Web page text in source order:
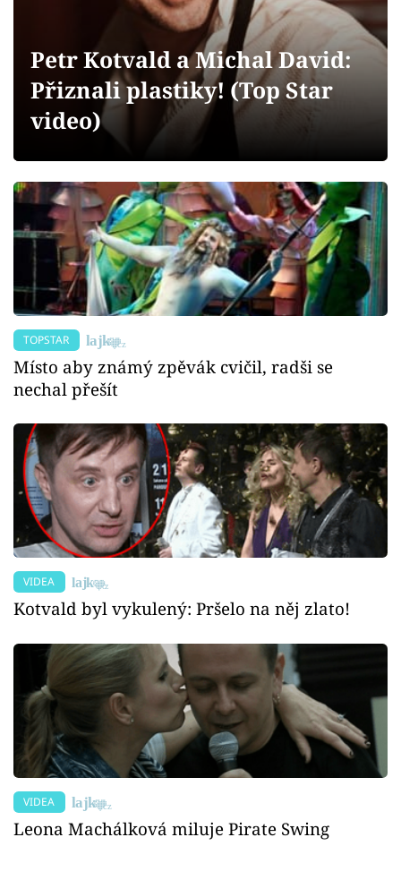
Videa
Sledujte prima+
Přihlášení
Sledujte nás
Petr Kotvald a Michal David:
Přiznali plastiky! (Top Star
video)
TOPSTAR
Místo aby známý zpěvák cvičil, radši se
nechal přešít
VIDEA
Kotvald byl vykulený: Pršelo na něj zlato!
VIDEA
Leona Machálková miluje Pirate Swing